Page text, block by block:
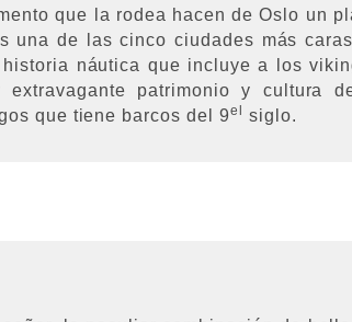
que la rodea hacen de Oslo un
una de las cinco ciudades más
náutica que incluye a los
patrimonio y cultura
que tiene barcos del 9el siglo.